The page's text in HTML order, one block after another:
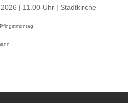
| 11.00 Uhr | Stadtkirche